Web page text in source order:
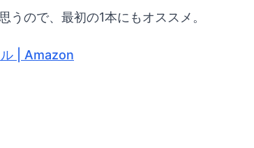
うので、最初の1本にもオススメ。
| Amazon